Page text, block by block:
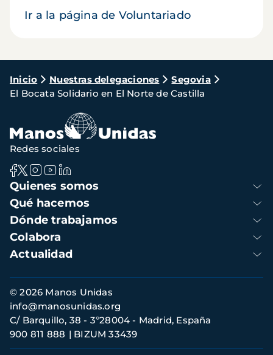
Ir a la página de Voluntariado
Ruta
de
navegación
Inicio Nuestras delegaciones
Segovia
El Bocata Solidario en El Norte de Castilla
Navegación
principal
Quienes somos
Qué hacemos
Dónde trabajamos
Colabora
Actualidad
Redes sociales
Información
de
contacto
© 2026 Manos Unidas
C/ Barquillo, 38 - 3º28004 - Madrid, España
900 811 888
BIZUM 33439
info@manosunidas.org